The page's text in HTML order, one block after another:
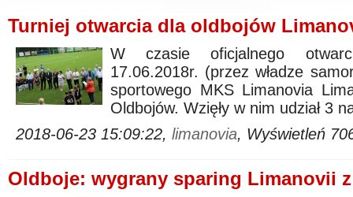
Turniej otwarcia dla oldbojów
W czasie oficjalnego
17.06.2018r. (przez władze
sportowego MKS Limanovia
Oldbojów. Wzięły w nim udział 3
2018-06-23 15:09:22, limanovia, Wyświetleń
Oldboje: wygrany sparing Limanovii